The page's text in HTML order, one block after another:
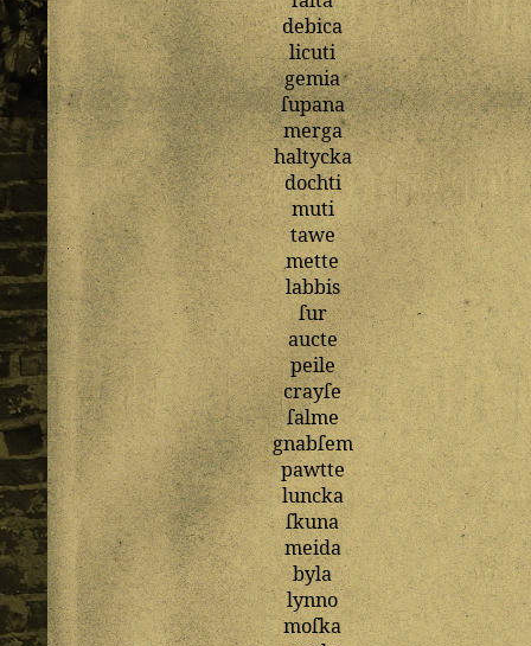
debica
licuti
gemia
ſupana
merga
haltycka
dochti
muti
tawe
mette
labbis
ſur
aucte
peile
crayſe
ſalme
gnabſem
pawtte
luncka
ſkuna
meida
byla
lynno
moſka